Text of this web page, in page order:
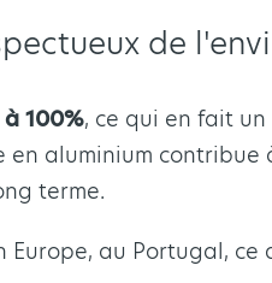
de
100%, ce qui en fait
aluminium
terme.
au Portugal,